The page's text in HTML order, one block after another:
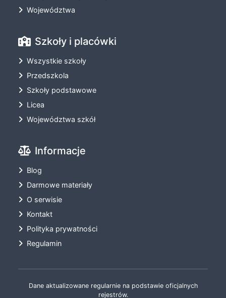
Województwa
Szkoły i placówki
Wszystkie szkoły
Przedszkola
Szkoły podstawowe
Licea
Województwa szkół
Informacje
Blog
Darmowe materiały
O serwisie
Kontakt
Polityka prywatności
Regulamin
Dane aktualizowane regularnie na podstawie oficjalnych
rejestrów.